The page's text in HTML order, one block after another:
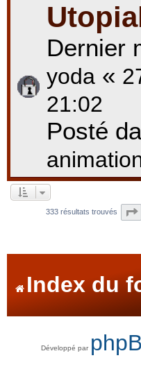
Dernier
yoda «
21:02
Posté
333 résultats trouvés
Index du
Développé par